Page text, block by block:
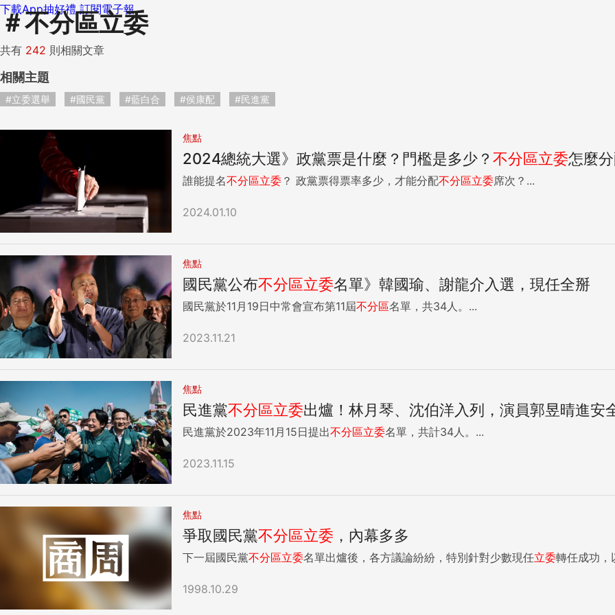
下載App抽好禮 訂閱電子報
＃不分區立委
共有 242 則相關文章
相關主題
#立委選舉 #國民黨 #藍白合 #侯康配 #民進黨
焦點
2024總統大選》政黨票是什麼？門檻是多少？ 不分區立委怎麼
誰能提名不分區立委 ？ 政黨票得票率多少，才能分配不分區立委席次？...
2024.01.10
焦點
國民黨公布不分區立委名單》韓國瑜、謝龍介入選，現任全掰
國民黨於11月19日中常會宣布第11屆不分區名單，共34人。...
2023.11.21
焦點
民進黨不分區立委出爐！林月琴、沈伯洋入列，演員郭昱晴進安
民進黨於2023年11月15日提出不分區立委名單，共計34人。...
2023.11.15
焦點
爭取國民黨不分區立委 ，內幕多多
下一屆國民黨不分區立委名單出爐後，各方議論紛紛，特別針對少數現任立委轉任成功，
1998.10.29